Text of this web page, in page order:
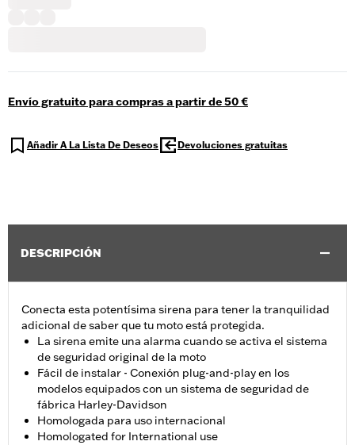
Envío gratuito para compras a partir de 50 €
Añadir A La Lista De Deseos Devoluciones gratuitas
DESCRIPCIÓN
Conecta esta potentísima sirena para tener la tranquilidad
adicional de saber que tu moto está protegida.
La sirena emite una alarma cuando se activa el sistema
de seguridad original de la moto
Fácil de instalar - Conexión plug-and-play en los
modelos equipados con un sistema de seguridad de
fábrica Harley-Davidson
Homologada para uso internacional
Homologated for International use